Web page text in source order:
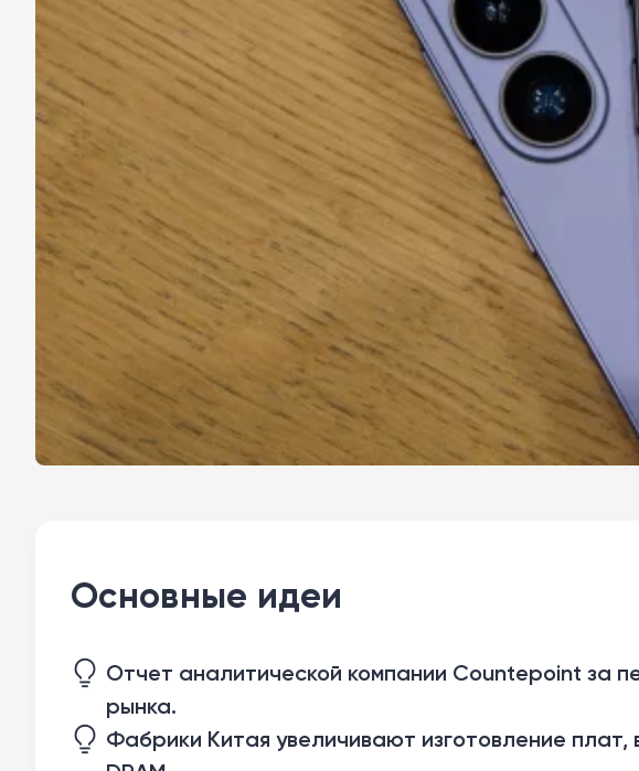
Основные идеи
Отчет аналитической компании Countepoint за
рынка.
Фабрики Китая увеличивают изготовление плат,